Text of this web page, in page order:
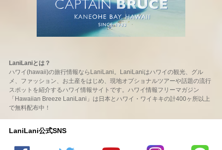
LaniLaniとは？
ハワイ(hawaii)の旅行情報ならLaniLani。LaniLaniはハワイの観光、グル
メ、ファッション、お土産をはじめ、現地オプショナルツアーや話題の流行
スポットを紹介するハワイ情報サイトです。ハワイ情報フリーマガジン
「Hawaiian Breeze LaniLani」は日本とハワイ・ワイキキの計400ヶ所以上
で無料配布中！
LaniLani公式SNS